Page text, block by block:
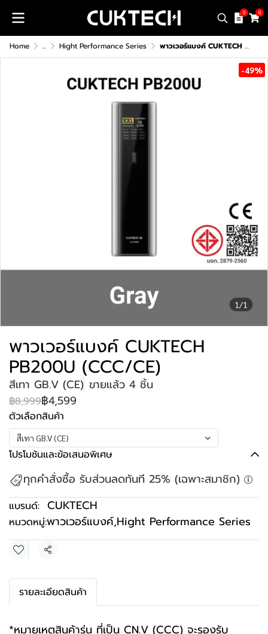
0 0
Home ... Hight Performance Series พาวเวอร์แบงค์ CUKTECH PB200U (CCC/CE)
1/1
-49%
พาวเวอร์แบงค์ CUKTECH
PB200U (CCC/CE)
สีเทา GB.V (CE) ขายแล้ว 4 ชิ้น
฿8,999฿4,599
ตัวเลือกสินค้า
สีเทา GB.V (CE)
โปรโมชันและข้อเสนอพิเศษ
ทุกคำสั่งซื้อ รับส่วนลดทันที 25% (เฉพาะสมาชิก)
แบรนด์: CUKTECH
หมวดหมู่:พาวเวอร์แบงค์,Hight Performance Series
แชร์
รายละเอียดสินค้า
*หมายเหตุสินค้ารุ่น ที่เป็น CN.V (CCC) จะรองรับ